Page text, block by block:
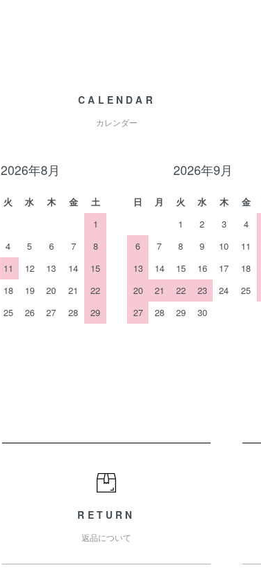
CALENDAR
カレンダー
2026年8月
火 水 木 金
土
1
4 5 6 7
8
11 12 13 14
15
18 19 20 21
22
25 26 27 28
29
2026年9月
日 月 火 水 木 金
1
2 3 4
6
7 8 9 10 11
13
14 15 16 17 18
20
21 22 23 24 25
27
28 29 30
RETURN
返品について